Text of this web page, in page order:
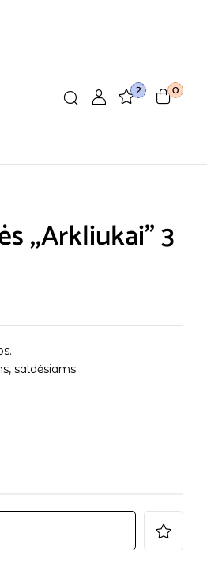
2 0
,,Arkliukai” 3
saldėsiams.